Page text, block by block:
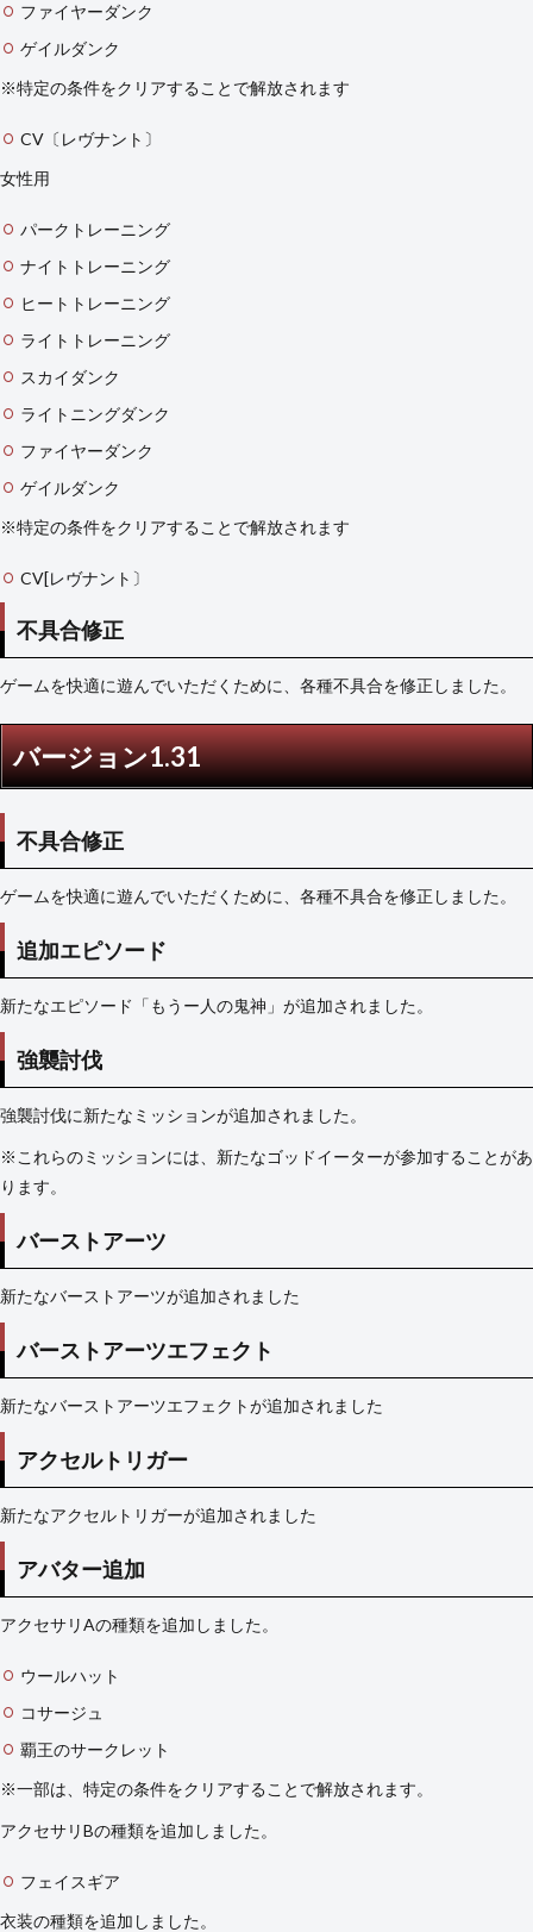
ファイヤーダンク
ゲイルダンク
※特定の条件をクリアすることで解放されます
CV〔レヴナント〕
女性用
パークトレーニング
ナイトトレーニング
ヒートトレーニング
ライトトレーニング
スカイダンク
ライトニングダンク
ファイヤーダンク
ゲイルダンク
※特定の条件をクリアすることで解放されます
CV[レヴナント〕
不具合修正
ゲームを快適に遊んでいただくために、各種不具合を修正しました。
バージョン1.31
不具合修正
ゲームを快適に遊んでいただくために、各種不具合を修正しました。
追加エピソード
新たなエピソード「もうー人の鬼神」が追加されました。
強襲討伐
強襲討伐に新たなミッションが追加されました。
※これらのミッションには、新たなゴッドイーターが参加することがあ
ります。
バーストアーツ
新たなバーストアーツが追加されました
バーストアーツエフェクト
新たなバーストアーツエフェクトが追加されました
アクセルトリガー
新たなアクセルトリガーが追加されました
アバター追加
アクセサリAの種類を追加しました。
ウールハット
コサージュ
覇王のサークレット
※一部は、特定の条件をクリアすることで解放されます。
アクセサリBの種類を追加しました。
フェイスギア
衣装の種類を追加しました。